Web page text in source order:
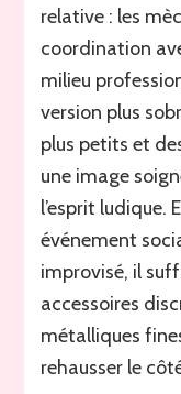
relative : les
coordination
milieu
version plus
plus petits et
une image
l’esprit ludique.
événement
improvisé, il
accessoires
métalliques
rehausser le